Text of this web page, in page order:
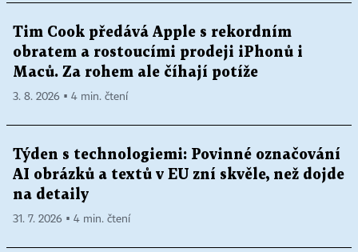
Tim Cook předává Apple s rekordním
obratem a rostoucími prodeji iPhonů i
Maců. Za rohem ale číhají potíže
3. 8. 2026 ▪ 4 min. čtení
Týden s technologiemi: Povinné označování
AI obrázků a textů v EU zní skvěle, než dojde
na detaily
31. 7. 2026 ▪ 4 min. čtení